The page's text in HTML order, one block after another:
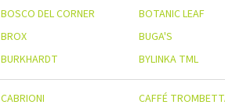
BOSCO DEL CORNER
BOTANIC LEAF
BROX
BUGA'S
BURKHARDT
BYLINKA TML
CABRIONI CAFFÉ